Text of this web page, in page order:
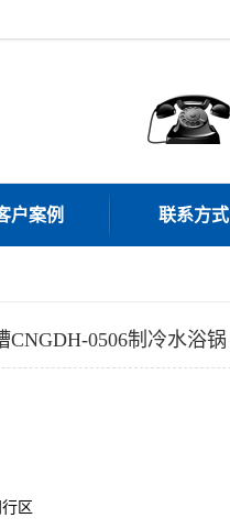
户案例 联系方式
CNGDH-0506制冷水浴锅
行区